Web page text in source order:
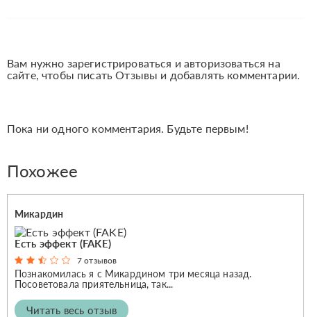
Вам нужно зарегистрироваться и авторизоваться на
сайте, чтобы писать Отзывы и добавлять комментарии.
Пока ни одного комментария. Будьте первым!
Похожее
Микардин
Есть эффект (FAKE)
7 отзывов
Познакомилась я с Микардином три месяца назад.
Посоветовала приятельница, так...
Читать весь отзыв